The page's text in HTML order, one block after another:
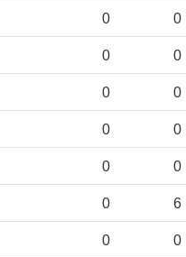
0 0
0 0
0 0
0 0
0 0
0 6
0 0